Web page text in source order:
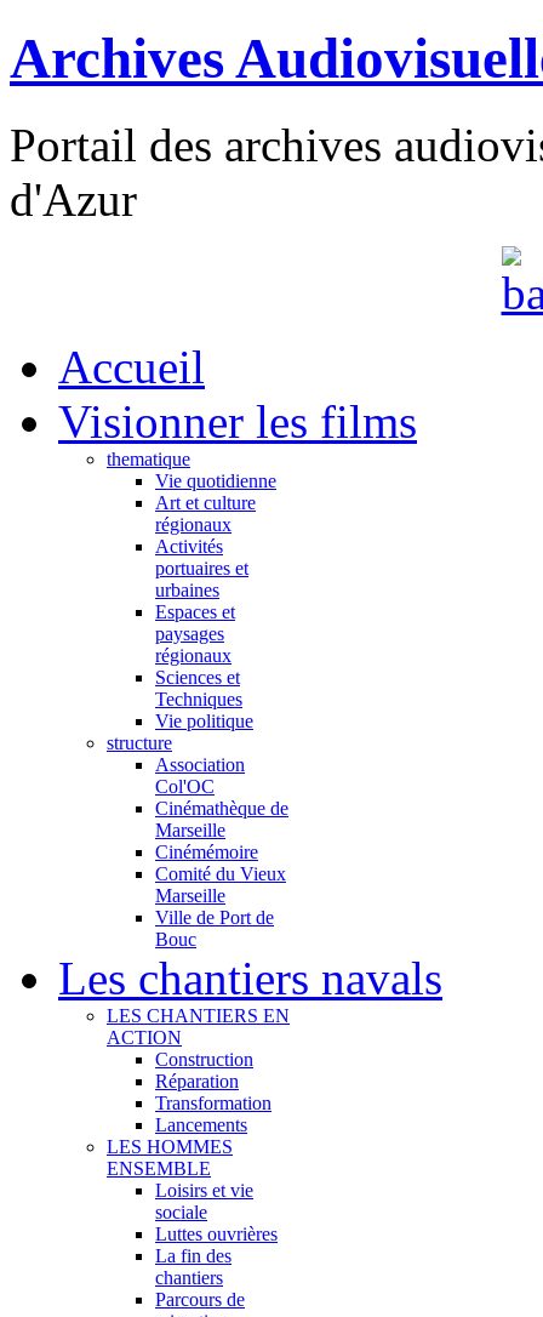
Archives
Portail des archives
d'Azur
Accueil
Visionner les films
thematique
Vie quotidienne
Art et culture
régionaux
Activités
portuaires et
urbaines
Espaces et
paysages
régionaux
Sciences et
Techniques
Vie politique
structure
Association
Col'OC
Cinémathèque de
Marseille
Cinémémoire
Comité du Vieux
Marseille
Ville de Port de
Bouc
Les chantiers navals
LES CHANTIERS EN
ACTION
Construction
Réparation
Transformation
Lancements
LES HOMMES
ENSEMBLE
Loisirs et vie
sociale
Luttes ouvrières
La fin des
chantiers
Parcours de